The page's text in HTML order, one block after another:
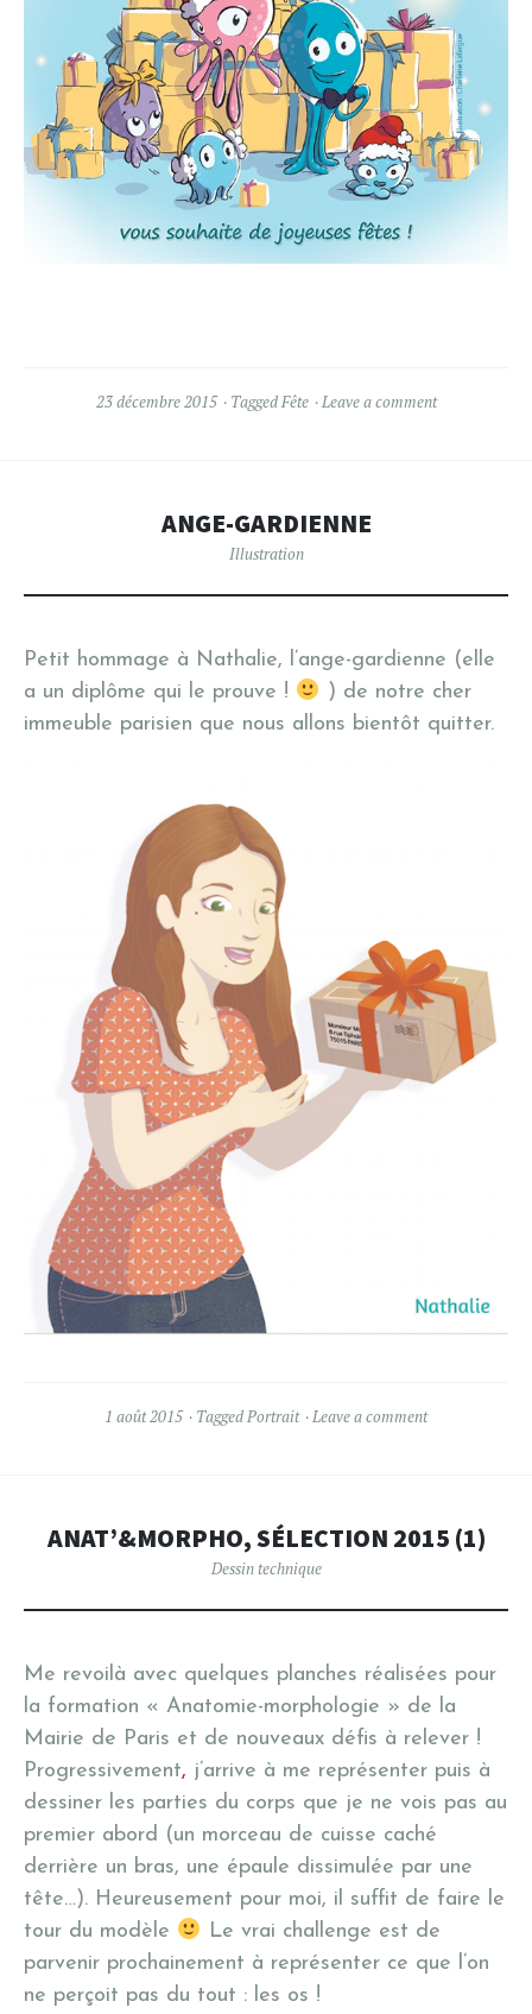
23 décembre 2015 TaggedFête Leave a comment
ANGE-GARDIENNE
Illustration
Petit hommage à Nathalie, l’ange-gardienne (elle
a un diplôme qui le prouve !
) de notre cher
immeuble parisien que nous allons bientôt quitter.
1 août 2015 TaggedPortrait Leave a comment
ANAT’&MORPHO, SÉLECTION 2015 (1)
Dessin technique
Me revoilà avec quelques planches réalisées pour
la formation « Anatomie-morphologie » de la
Mairie de Paris et de nouveaux défis à relever !
Progressivement, j’arrive à me représenter puis à
dessiner les parties du corps que je ne vois pas au
premier abord (un morceau de cuisse caché
derrière un bras, une épaule dissimulée par une
tête…). Heureusement pour moi, il suffit de faire le
tour du modèle
Le vrai challenge est de
parvenir prochainement à représenter ce que l’on
ne perçoit pas du tout : les os !